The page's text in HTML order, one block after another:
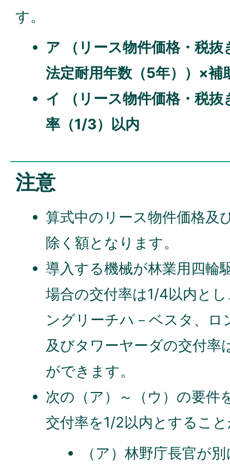
す。
ア （リース物件価格・税
法定耐用年数（5年））×補
イ （リース物件価格・税
率（1/3）以内
注意
算式中のリース物件価格及
除く額となります。
導入する機械が林業用四輪
場合の交付率は1/4以内と
ングリーチハ－ベスタ、
及びタワーヤーダの交付率
ができます。
次の（ア）～（ウ）の要件
交付率を1/2以内とするこ
（ア）林野庁長官が